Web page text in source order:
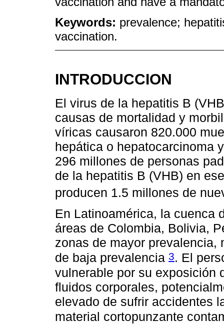
Keywords: prevalence;
vaccination.
INTRODUCCION
El virus de la hepatitis B
causas de mortalidad y
víricas causaron 820.000
hepática o hepatocarcinoma
296 millones de personas
de la hepatitis B (VHB) en
producen 1.5 millones de
En Latinoamérica, la cuenca
áreas de Colombia, Bolivia,
zonas de mayor prevalencia,
de baja prevalencia 3. El
vulnerable por su exposición
fluidos corporales,
elevado de sufrir accidentes
material cortopunzante